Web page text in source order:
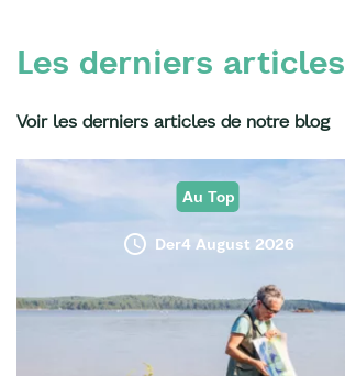
Les derniers articles
Voir les derniers articles de notre blog
Au Top
Der4 August 2026